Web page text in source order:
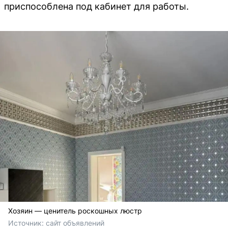
приспособлена под кабинет для работы.
Хозяин — ценитель роскошных люстр
Источник: сайт объявлений